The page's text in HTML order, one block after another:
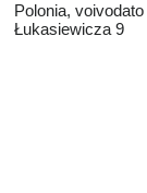
Polonia,
Łukasiewicza 9